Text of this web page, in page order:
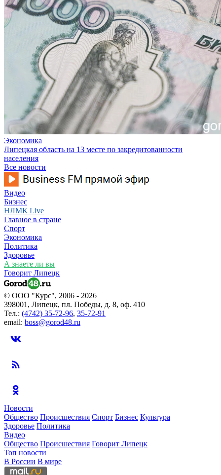
Экономика
Липецкая область на 13 месте по закредитованности
населения
Все новости
Видео
Бизнес
НЛМК Live
Главное в стране
Спорт
Экономика
Политика
Здоровье
А знаете ли вы
Говорит Липецк
© ООО "Курс", 2006 - 2026
398001, Липецк, пл. Победы, д. 8, оф. 410
Тел.: (4742) 35-72-96, 35-72-91
email: boss@gorod48.ru
Новости
Общество Происшествия Спорт Бизнес Культура
Здоровье Политика
Видео
Общество Происшествия Говорит Липецк
Топ новости
В России В мире